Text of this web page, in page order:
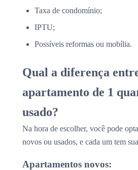
Taxa de condomínio;
IPTU;
Possíveis reformas ou mobília.
Qual a diferença
apartamento de 1
usado?
Na hora de escolher, você pode
novos ou usados, e cada um tem
Apartamentos novos: